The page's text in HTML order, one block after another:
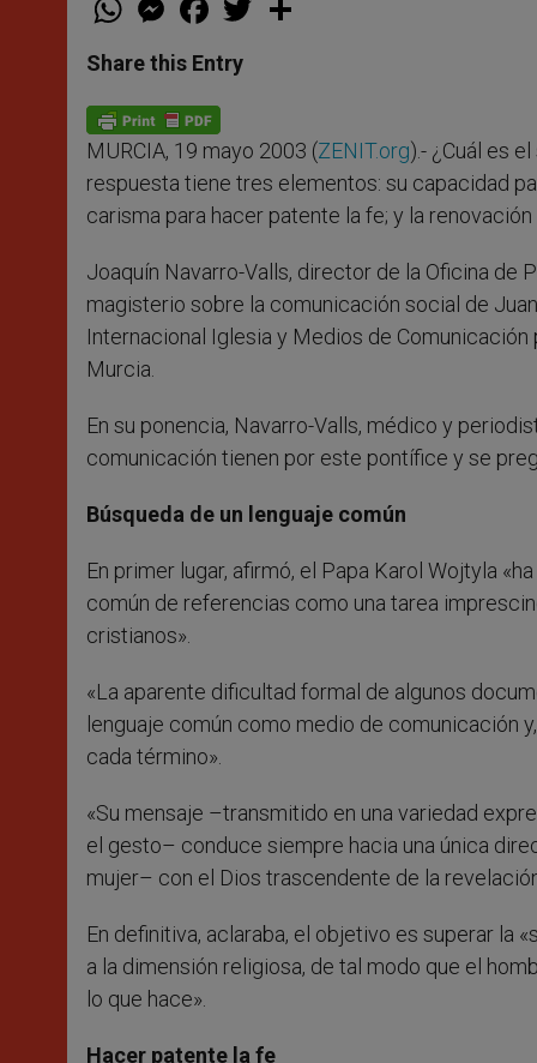
t
s
p
p
e
s
e
g
e
r
a
e
b
o
k
w
Share this Entry
MURCIA, 19 mayo 2003 (ZENIT.org).- ¿Cuál es
respuesta tiene tres elementos: su capacidad
carisma para hacer patente la fe; y la
Joaquín Navarro-Valls, director de la Oficina de
magisterio sobre la comunicación social de
Internacional Iglesia y Medios de
Murcia.
En su ponencia, Navarro-Valls, médico y
comunicación tienen por este pontífice y se
Búsqueda de un lenguaje común
En primer lugar, afirmó, el Papa Karol Wojtyla
común de referencias como una tarea
cristianos».
«La aparente dificultad formal de algunos
lenguaje común como medio de comunicación
cada término».
«Su mensaje –transmitido en una variedad
el gesto– conduce siempre hacia una única
mujer– con el Dios trascendente de la
En definitiva, aclaraba, el objetivo es superar la
a la dimensión religiosa, de tal modo que el
lo que hace».
Hacer patente la fe